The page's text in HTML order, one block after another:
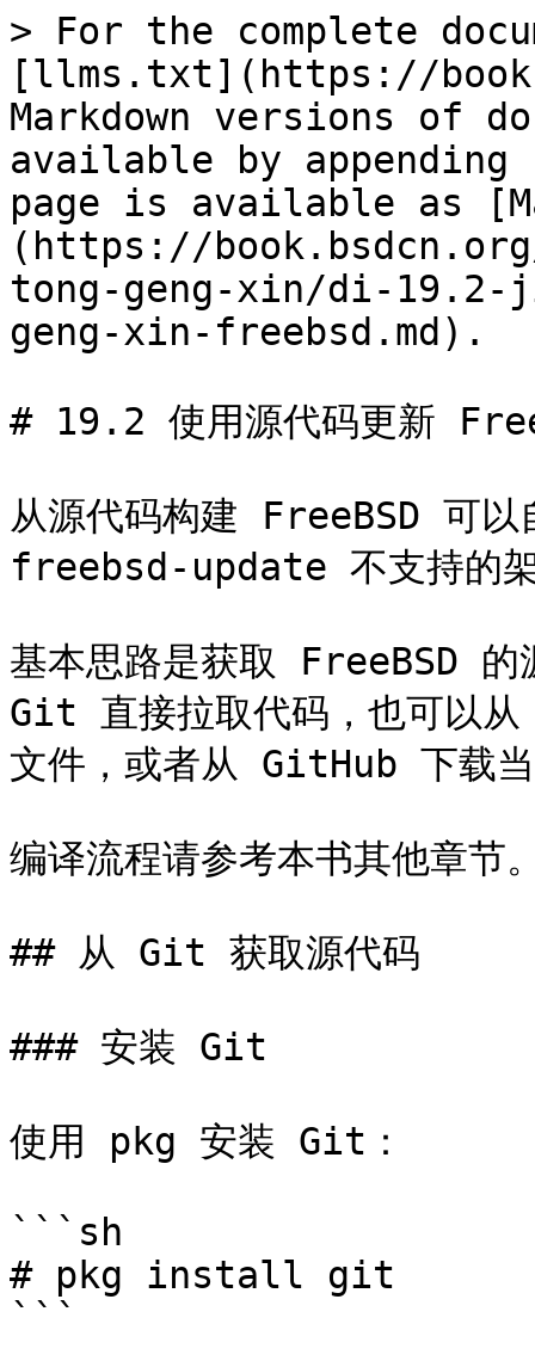
> For the complete
[llms.txt](https://
Markdown versions of
available by
page is available as
(https://
tong-geng-xin/di-19.2-
geng-xin-freebsd.md).
# 19.2 使用源代码更新
从源代码构建 FreeBSD 可以
freebsd-update 不支持的架
基本思路是获取 FreeBSD 的
Git 直接拉取代码，也可以
文件，或者从 GitHub 下载
编译流程请参考本书其他章节
## 从 Git 获取源代码
### 安装 Git
使用 pkg 安装 Git：
```sh
# pkg install git
```